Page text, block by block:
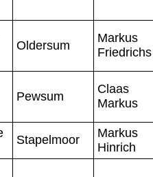
Oldersum
Markus
Friedrichs
Pewsum
Claas
Markus
Stapelmoor
Markus
Hinrich